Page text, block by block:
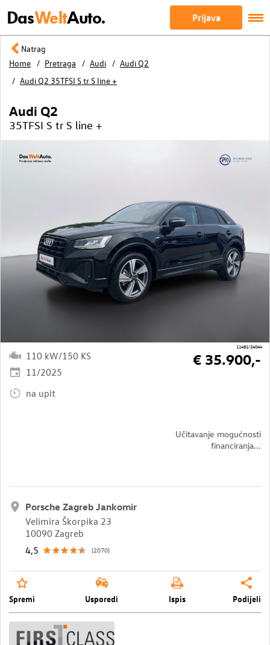
DasWeltAuto. Prijava
Natrag
Home
Pretraga Audi
Audi Q2
Audi Q2 35TFSI S tr S line +
11481/24044
Audi Q2
35TFSI S tr S line +
110 kW/150 KS
11/2025
na upit
Učitavanje mogućnosti
financiranja...
€ 35.900,-
Porsche Zagreb Jankomir
Velimira Škorpika 23
10090 Zagreb
4,5
(2070)
Spremi Usporedi Ispis Podijeli